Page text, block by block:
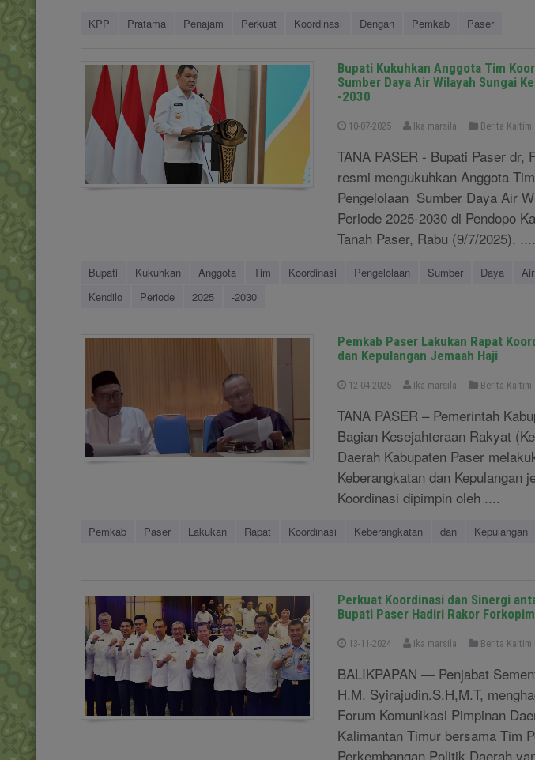
KPP Pratama Penajam Perkuat Koordinasi Dengan Pemkab Paser
Bupati Kukuhkan Anggota Tim
Sumber Daya Air Wilayah Sungai
-2030
10-07-2025 Ika marsila Berita Kaltim
TANA PASER - Bupati Paser dr,
resmi mengukuhkan Anggota
Pengelolaan Sumber Daya Air
Periode 2025-2030 di Pendopo
Tanah Paser, Rabu (9/7/2025). ....
Bupati Kukuhkan Anggota Tim Koordinasi Pengelolaan Sumber Daya Air
Kendilo
Periode 2025 -2030
Pemkab Paser Lakukan Rapat
dan Kepulangan Jemaah Haji
12-04-2025 Ika marsila Berita Kaltim
TANA PASER – Pemerintah
Bagian Kesejahteraan Rakyat
Daerah Kabupaten Paser
Keberangkatan dan Kepulangan
Koordinasi dipimpin oleh ....
Pemkab Paser Lakukan Rapat Koordinasi Keberangkatan dan Kepulangan
Perkuat Koordinasi dan Sinergi
Bupati Paser Hadiri Rakor
13-11-2024 Ika marsila Berita Kaltim
BALIKPAPAN — Penjabat
H.M. Syirajudin.S.H,M.T,
Forum Komunikasi Pimpinan
Kalimantan Timur bersama Tim
Perkembangan Politik Daerah